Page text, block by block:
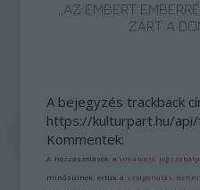
„AZ EMBERT
ZÁRT A
A bejegyzés trackback
https://kulturpart.hu/
Kommentek:
A hozzászólások avonatkozó
minősülnek, értük a szolgáltatás